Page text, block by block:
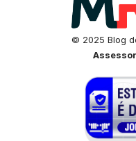
© 2025 Blog